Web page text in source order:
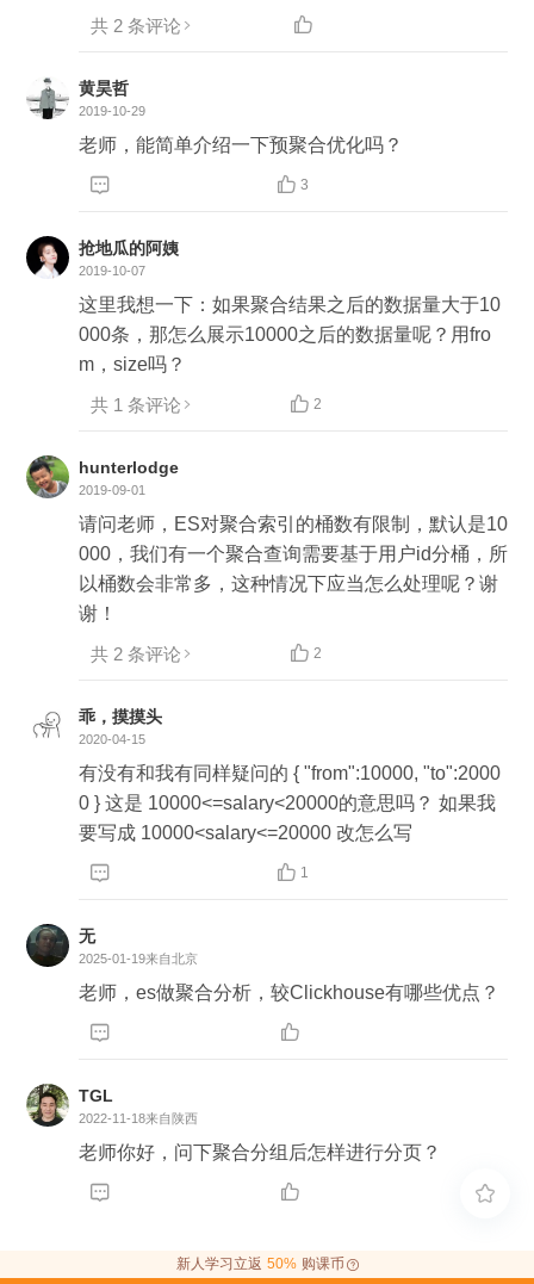

共 2 条评论 
黄昊哲
2019-10-29
老师，能简单介绍一下预聚合优化吗？
  3
抢地瓜的阿姨
2019-10-07
这里我想一下：如果聚合结果之后的数据量大于10
000条，那怎么展示10000之后的数据量呢？用fro
m，size吗？
共 1 条评论
 2
hunterlodge
2019-09-01
请问老师，ES对聚合索引的桶数有限制，默认是10
000，我们有一个聚合查询需要基于用户id分桶，所
以桶数会非常多，这种情况下应当怎么处理呢？谢
谢！
共 2 条评论
 2
乖，摸摸头
2020-04-15
有没有和我有同样疑问的 { "from":10000, "to":2000
0 } 这是 10000<=salary<20000的意思吗？ 如果我
要写成 10000<salary<=20000 改怎么写
  1
无
2025-01-19来自北京
老师，es做聚合分析，较Clickhouse有哪些优点？
 
TGL
2022-11-18来自陕西
老师你好，问下聚合分组后怎样进行分页？
 
新人学习立返 50% 购课币
